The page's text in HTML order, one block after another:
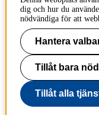
Press och media
Faktura och betalning
Om KTH:s webbplatser
Tillgänglighetsredogörelse
dig och hur du
nödvändiga för att
Hantera
Tillåt bara
Tillåt alla